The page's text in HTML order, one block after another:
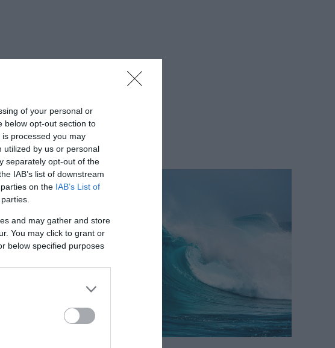
of your personal or
below opt-out section to
processed you may
utilized by us or personal
separately opt-out of the
IAB’s list of downstream
on the IAB’s List of
and may gather and store
You may click to grant or
below specified purposes